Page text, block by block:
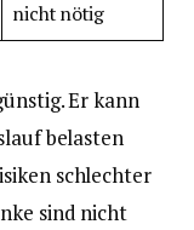
nicht nötig
Er kann
belasten
schlechter
sind nicht